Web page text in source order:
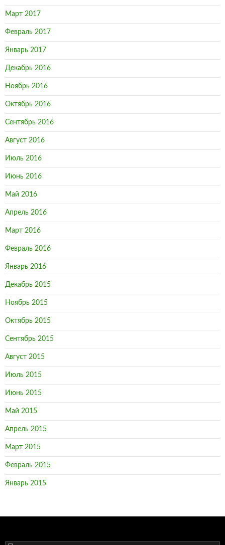
Март 2017
Февраль 2017
Январь 2017
Декабрь 2016
Ноябрь 2016
Октябрь 2016
Сентябрь 2016
Август 2016
Июль 2016
Июнь 2016
Май 2016
Апрель 2016
Март 2016
Февраль 2016
Январь 2016
Декабрь 2015
Ноябрь 2015
Октябрь 2015
Сентябрь 2015
Август 2015
Июль 2015
Июнь 2015
Май 2015
Апрель 2015
Март 2015
Февраль 2015
Январь 2015